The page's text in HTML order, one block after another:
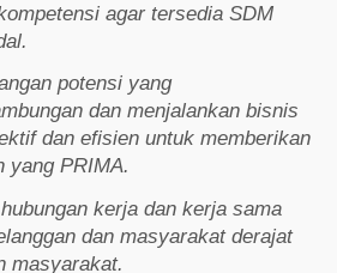
agar tersedia SDM
potensi yang
dan menjalankan bisnis
dan efisien untuk memberikan
yang PRIMA.
kerja dan kerja sama
dan masyarakat derajat
masyarakat.